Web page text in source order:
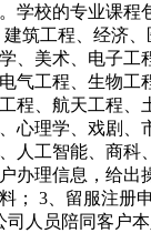
学校的专业课程
筑工程、经济、
、美术、电子工
气工程、生物工
程、航天工程、
心理学、戏剧、
人工智能、商科
办理信息，给出
； 3、留服注册
司人员陪同客户